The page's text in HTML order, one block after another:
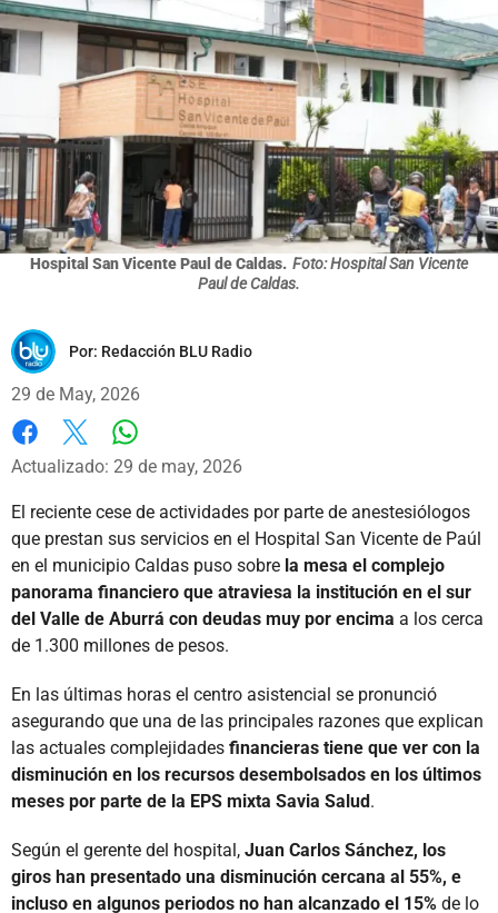
Hospital San Vicente Paul de Caldas. Foto: Hospital San Vicente
Paul de Caldas.
Por: Redacción BLU Radio
29 de May, 2026
Facebook
X
Actualizado: 29 de may, 2026
El reciente cese de actividades por parte de anestesiólogos
que prestan sus servicios en el Hospital San Vicente de Paúl
en el municipio Caldas puso sobre la mesa el complejo
panorama financiero que atraviesa la institución en el sur
del Valle de Aburrá con deudas muy por encima a los cerca
de 1.300 millones de pesos.
En las últimas horas el centro asistencial se pronunció
asegurando que una de las principales razones que explican
las actuales complejidades financieras tiene que ver con la
disminución en los recursos desembolsados en los últimos
meses por parte de la EPS mixta Savia Salud.
Según el gerente del hospital, Juan Carlos Sánchez, los
giros han presentado una disminución cercana al 55%, e
incluso en algunos periodos no han alcanzado el 15% de lo